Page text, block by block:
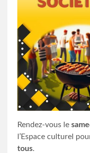
Rendez-vous le
l’Espace culturel
tous.